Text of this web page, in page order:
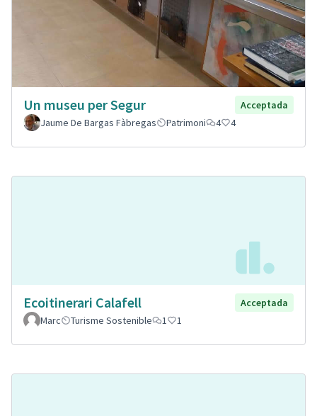
Un museu per Segur
Acceptada
Jaume De Bargas Fàbregas
Patrimoni 4 4
Ecoitinerari Calafell
Acceptada
Marc
Turisme Sostenible 1 1